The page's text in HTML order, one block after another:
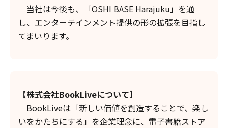
当社は今後も、「OSHI BASE Harajuku」を通
し、エンターテインメント提供の形の拡張を目指し
てまいります。
【株式会社BookLiveについて】
BookLiveは「新しい価値を創造することで、楽し
いをかたちにする」を企業理念に、電子書籍ストア